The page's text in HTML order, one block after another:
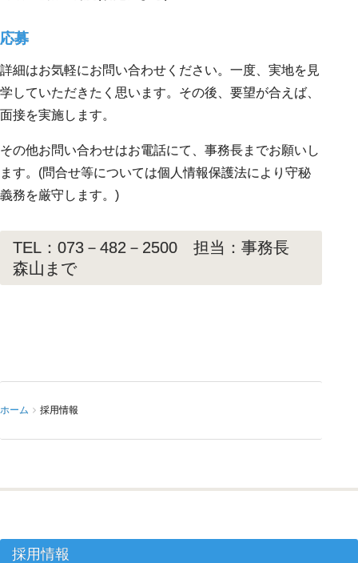
応募
詳細はお気軽にお問い合わせください。一度、実地を見
学していただきたく思います。その後、要望が合えば、
面接を実施します。
その他お問い合わせはお電話にて、事務長までお願いし
ます。(問合せ等については個人情報保護法により守秘
義務を厳守します。)
TEL：073－482－2500 担当：事務長
森山まで
ホーム 採用情報
採用情報